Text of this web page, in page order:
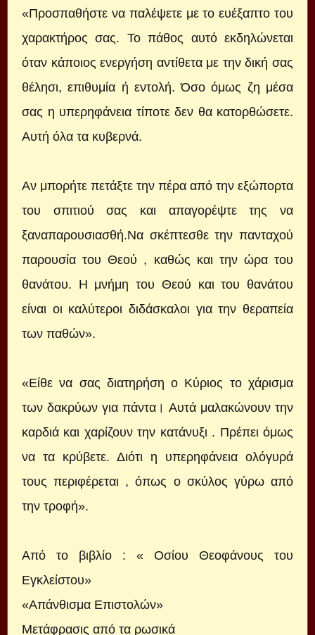
«Προσπαθήστε να παλέψετε με το ευέξαπτο του
χαρακτήρος σας. Το πάθος αυτό εκδηλώνεται
όταν κάποιος ενεργήση αντίθετα με την δική σας
θέλησι, επιθυμία ή εντολή. Όσο όμως ζη μέσα
σας η υπερηφάνεια τίποτε δεν θα κατορθώσετε.
Αυτή όλα τα κυβερνά.
Αν μπορήτε πετάξτε την πέρα από την εξώπορτα
του σπιτιού σας και απαγορέψτε της να
ξαναπαρουσιασθή.Να σκέπτεσθε την πανταχού
παρουσία του Θεού , καθώς και την ώρα του
θανάτου. Η μνήμη του Θεού και του θανάτου
είναι οι καλύτεροι διδάσκαλοι για την θεραπεία
των παθών».
«Είθε να σας διατηρήση ο Κύριος το χάρισμα
των δακρύων για πάντα। Αυτά μαλακώνουν την
καρδιά και χαρίζουν την κατάνυξι . Πρέπει όμως
να τα κρύβετε. Διότι η υπερηφάνεια ολόγυρά
τους περιφέρεται , όπως ο σκύλος γύρω από
την τροφή».
Από το βιβλίο : « Οσίου Θεοφάνους του
Εγκλείστου»
«Απάνθισμα Επιστολών»
Μετάφρασις από τα ρωσικά